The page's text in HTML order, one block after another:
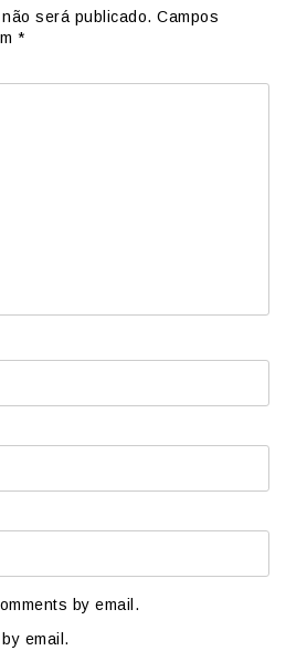
será publicado. Campos
*
by email.
email.